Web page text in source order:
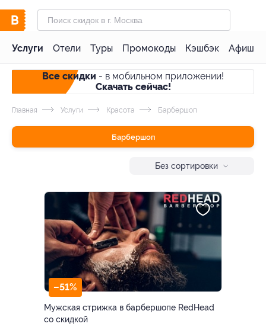
Услуги Отели Туры Промокоды Кэшбэк Афиша
Все скидки - в мобильном приложении!
Скачать сейчас!
Главная Услуги Красота Барбершоп
Барбершоп
Без сортировки
–51%
Мужская стрижка в барбершопе RedHead
со скидкой